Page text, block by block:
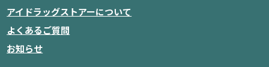
アイドラッグストアーについて
よくあるご質問
お知らせ